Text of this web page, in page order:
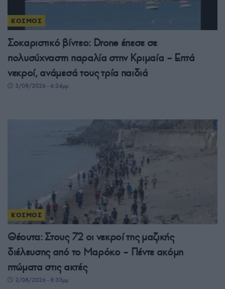
ΚΟΣΜΟΣ
Σοκαριστικό βίντεο: Drone έπεσε σε
πολυσύχναστη παραλία στην Κριμαία – Επτά
νεκροί, ανάμεσά τους τρία παιδιά
3/08/2026 - 6:24μμ
ΚΟΣΜΟΣ
Θέουτα: Στους 72 οι νεκροί της μαζικής
διέλευσης από το Μαρόκο – Πέντε ακόμη
πτώματα στις ακτές
2/08/2026 - 8:33μμ